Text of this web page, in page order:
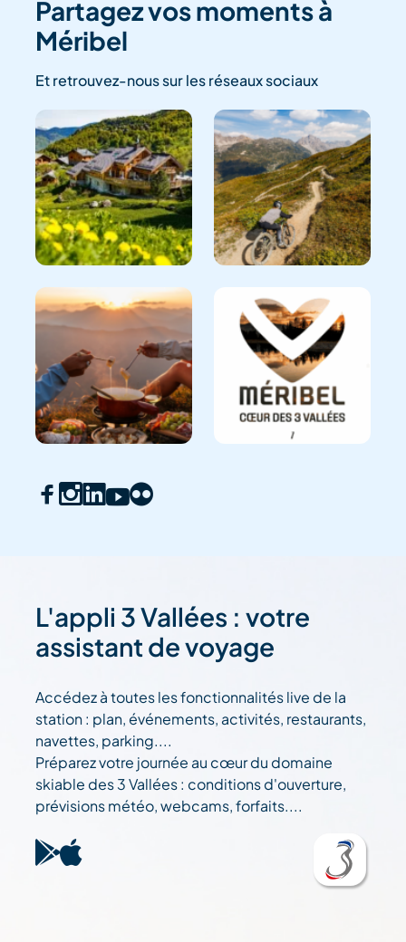
Partagez vos moments à
Méribel
Et retrouvez-nous sur les réseaux sociaux
L'appli 3 Vallées : votre
assistant de voyage
Accédez à toutes les fonctionnalités live de la
station : plan, événements, activités, restaurants,
navettes, parking....
Préparez votre journée au cœur du domaine
skiable des 3 Vallées : conditions d'ouverture,
prévisions météo, webcams, forfaits....